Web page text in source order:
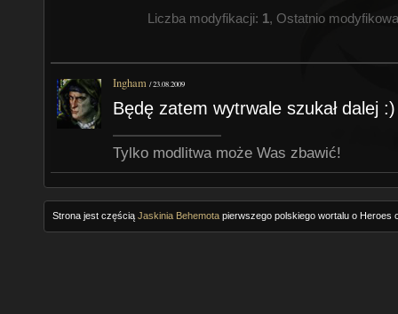
Liczba modyfikacji: 1, Ostatnio
Ingham /23.08.2009
Będę zatem wytrwale szukał dalej
Tylko modlitwa może Was zbawić!
Strona jest częścią Jaskinia Behemotapierwszego polskiego wortalu o Heroes